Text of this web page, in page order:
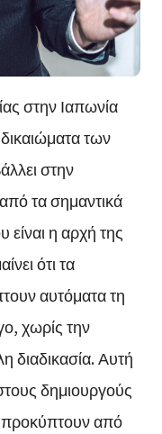
στην Ιαπωνία
των
στην
τα σημαντικά
είναι η αρχή της
ότι τα
αυτόματα τη
χωρίς την
διαδικασία. Αυτή
δημιουργούς
προκύπτουν από